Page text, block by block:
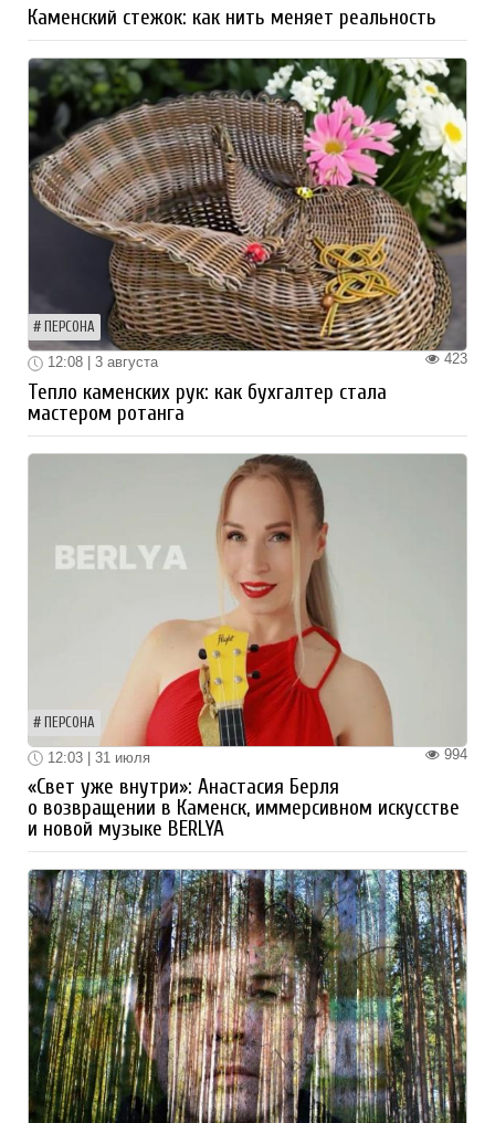
Каменский стежок: как нить меняет реальность
ПЕРСОНА
423
12:08 | 3 августа
Тепло каменских рук: как бухгалтер стала
мастером ротанга
ПЕРСОНА
994
12:03 | 31 июля
«Свет уже внутри»: Анастасия Берля
о возвращении в Каменск, иммерсивном искусстве
и новой музыке BERLYA